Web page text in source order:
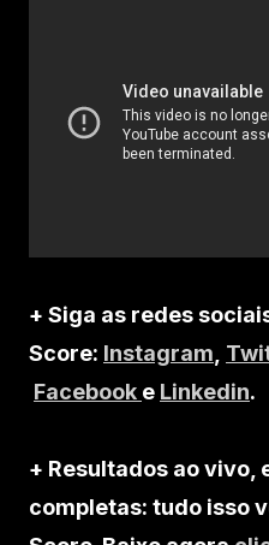
+ Siga as redes
Score: Instagram,
Facebook e Linkedin.
+ Resultados ao vivo,
completas: tudo isso